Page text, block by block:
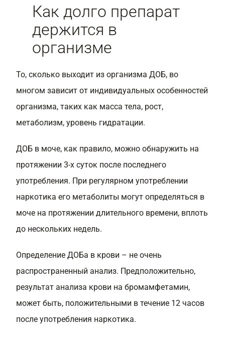
Как долго препарат
держится в
организме
То, сколько выходит из организма ДОБ, во
многом зависит от индивидуальных особенностей
организма, таких как масса тела, рост,
метаболизм, уровень гидратации.
ДОБ в моче, как правило, можно обнаружить на
протяжении 3-х суток после последнего
употребления. При регулярном употреблении
наркотика его метаболиты могут определяться в
моче на протяжении длительного времени, вплоть
до нескольких недель.
Определение ДОБа в крови – не очень
распространенный анализ. Предположительно,
результат анализа крови на бромамфетамин,
может быть, положительными в течение 12 часов
после употребления наркотика.